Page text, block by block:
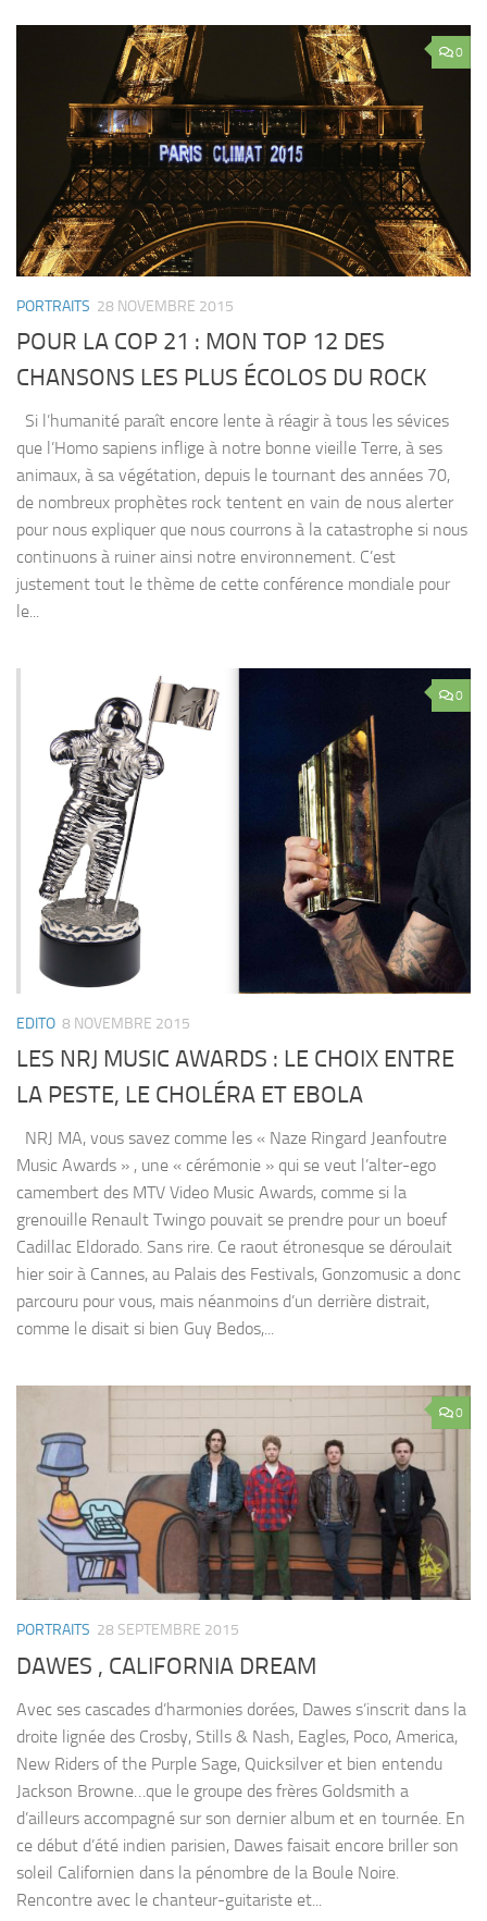
0
PORTRAITS 28 NOVEMBRE 2015
POUR LA COP 21 : MON TOP 12 DES
CHANSONS LES PLUS ÉCOLOS DU ROCK
Si l’humanité paraît encore lente à réagir à tous les sévices
que l’Homo sapiens inflige à notre bonne vieille Terre, à ses
animaux, à sa végétation, depuis le tournant des années 70,
de nombreux prophètes rock tentent en vain de nous alerter
pour nous expliquer que nous courrons à la catastrophe si nous
continuons à ruiner ainsi notre environnement. C’est
justement tout le thème de cette conférence mondiale pour
le...
0
EDITO 8 NOVEMBRE 2015
LES NRJ MUSIC AWARDS : LE CHOIX ENTRE
LA PESTE, LE CHOLÉRA ET EBOLA
NRJ MA, vous savez comme les « Naze Ringard Jeanfoutre
Music Awards » , une « cérémonie » qui se veut l’alter-ego
camembert des MTV Video Music Awards, comme si la
grenouille Renault Twingo pouvait se prendre pour un boeuf
Cadillac Eldorado. Sans rire. Ce raout étronesque se déroulait
hier soir à Cannes, au Palais des Festivals, Gonzomusic a donc
parcouru pour vous, mais néanmoins d’un derrière distrait,
comme le disait si bien Guy Bedos,...
0
PORTRAITS 28 SEPTEMBRE 2015
DAWES , CALIFORNIA DREAM
Avec ses cascades d’harmonies dorées, Dawes s’inscrit dans la
droite lignée des Crosby, Stills & Nash, Eagles, Poco, America,
New Riders of the Purple Sage, Quicksilver et bien entendu
Jackson Browne…que le groupe des frères Goldsmith a
d’ailleurs accompagné sur son dernier album et en tournée. En
ce début d’été indien parisien, Dawes faisait encore briller son
soleil Californien dans la pénombre de la Boule Noire.
Rencontre avec le chanteur-guitariste et...